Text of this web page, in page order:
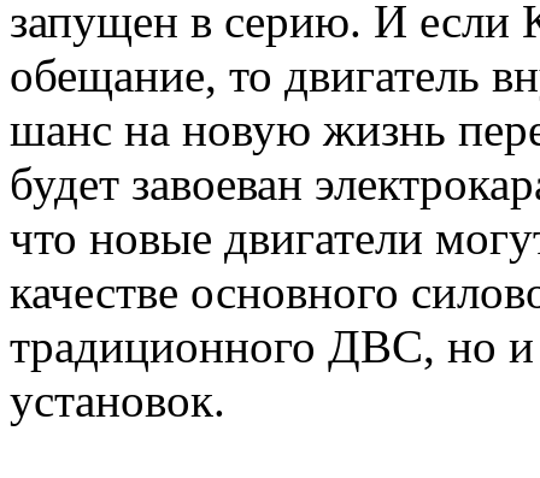
запущен в серию. И если
обещание, то двигатель
шанс на новую жизнь
будет завоеван
что новые двигатели
качестве основного
традиционного ДВC, но
установок.